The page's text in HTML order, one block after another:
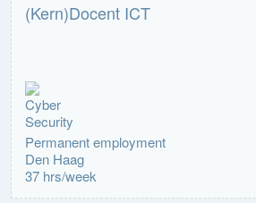
(Kern)Docent ICT
Permanent employment
Den Haag
37 hrs/week